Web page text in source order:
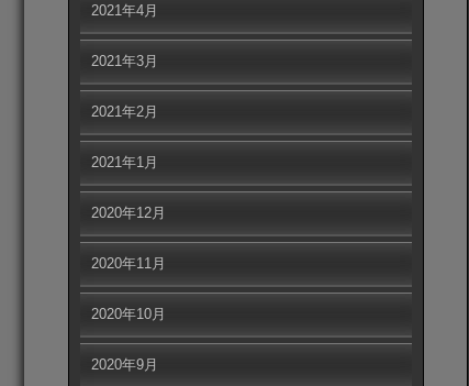
2021年4月
2021年3月
2021年2月
2021年1月
2020年12月
2020年11月
2020年10月
2020年9月